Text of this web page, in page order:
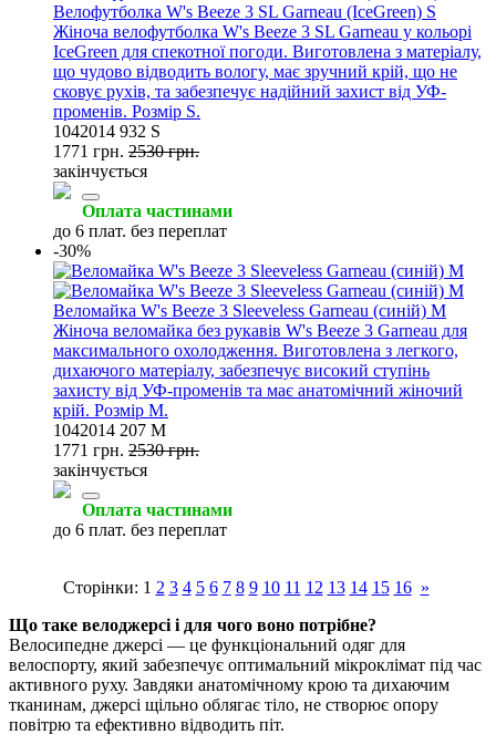
Велофутболка W's Beeze 3 SL Garneau (IceGreen) S
Жіноча велофутболка W's Beeze 3 SL Garneau у кольорі
IceGreen для спекотної погоди. Виготовлена з матеріалу,
що чудово відводить вологу, має зручний крій, що не
сковує рухів, та забезпечує надійний захист від УФ-
променів. Розмір S.
1042014 932 S
1771 грн. 2530 грн.
закінчується
Оплата частинами
до 6 плат. без переплат
-30%
Веломайка W's Beeze 3 Sleeveless Garneau (синій) M
Жіноча веломайка без рукавів W's Beeze 3 Garneau для
максимального охолодження. Виготовлена з легкого,
дихаючого матеріалу, забезпечує високий ступінь
захисту від УФ-променів та має анатомічний жіночий
крій. Розмір M.
1042014 207 M
1771 грн. 2530 грн.
закінчується
Оплата частинами
до 6 плат. без переплат
Сторінки: 1 2 3 4 5 6 7 8 9 10 11 12 13 14 15 16 »
Що таке велоджерсі і для чого воно потрібне?
Велосипедне джерсі — це функціональний одяг для
велоспорту, який забезпечує оптимальний мікроклімат під час
активного руху. Завдяки анатомічному крою та дихаючим
тканинам, джерсі щільно облягає тіло, не створює опору
повітрю та ефективно відводить піт.